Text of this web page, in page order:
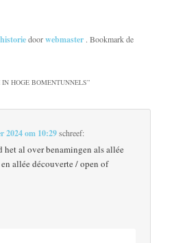
doorwebmaster . Bookmark de
IN HOGE BOMENTUNNELS”
2024 om 10:29schreef:
het al over benamingen als allée
allée découverte / open of